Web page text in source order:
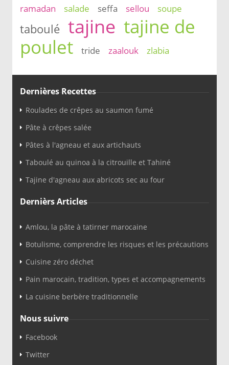
ramadan salade seffa sellou soupe
taboulé tajine tajine de
poulet
tride zaalouk zlabia
Dernières Recettes
Roulades de crêpes au saumon fumé
Pâte à crêpes salée
Pâtes à l'agneau et aux artichauts
Taboulé au quinoa à la citrouille et Tahiné
Tajine d'agneau aux abricots sec au four
Dernièrs Articles
Amlou, la pâte à tatirner marocaine
Botulisme, comprendre les risques et les précautions
Cuisine zéro déchet
Pain marocain, tradition, types et accompagnements
La cuisine berbère traditionnelle
Nous suivre
Facebook
Twitter